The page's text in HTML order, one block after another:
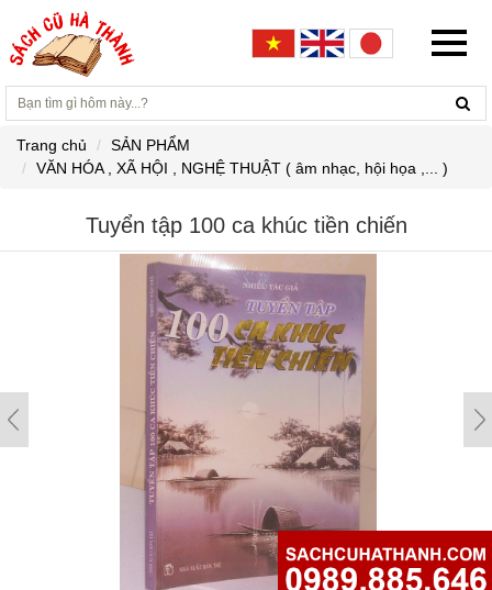
Trang chủ
SẢN PHẨM
VĂN HÓA , XÃ HỘI , NGHỆ THUẬT ( âm nhạc, hội họa ,... )
Tuyển tập 100 ca khúc tiền chiến